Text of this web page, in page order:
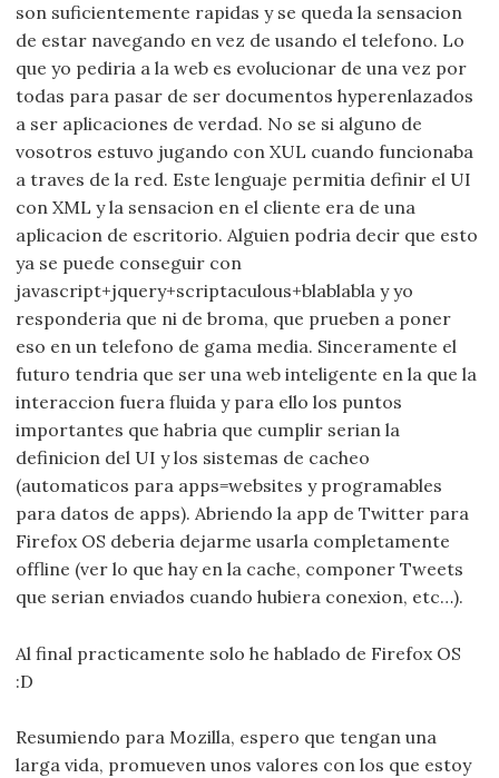
son suficientemente rapidas y se queda la sensacion
de estar navegando en vez de usando el telefono. Lo
que yo pediria a la web es evolucionar de una vez por
todas para pasar de ser documentos hyperenlazados
a ser aplicaciones de verdad. No se si alguno de
vosotros estuvo jugando con XUL cuando funcionaba
a traves de la red. Este lenguaje permitia definir el UI
con XML y la sensacion en el cliente era de una
aplicacion de escritorio. Alguien podria decir que esto
ya se puede conseguir con
javascript+jquery+scriptaculous+blablabla y yo
responderia que ni de broma, que prueben a poner
eso en un telefono de gama media. Sinceramente el
futuro tendria que ser una web inteligente en la que la
interaccion fuera fluida y para ello los puntos
importantes que habria que cumplir serian la
definicion del UI y los sistemas de cacheo
(automaticos para apps=websites y programables
para datos de apps). Abriendo la app de Twitter para
Firefox OS deberia dejarme usarla completamente
offline (ver lo que hay en la cache, componer Tweets
que serian enviados cuando hubiera conexion, etc…).
Al final practicamente solo he hablado de Firefox OS
:D
Resumiendo para Mozilla, espero que tengan una
larga vida, promueven unos valores con los que estoy